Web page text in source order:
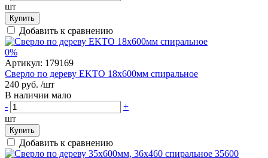
шт
Купить
Добавить к сравнению
0%
Артикул: 179169
Сверло по дереву EKTO 18х600мм спиральное
240 руб. /шт
В наличии мало
-
+
шт
Купить
Добавить к сравнению